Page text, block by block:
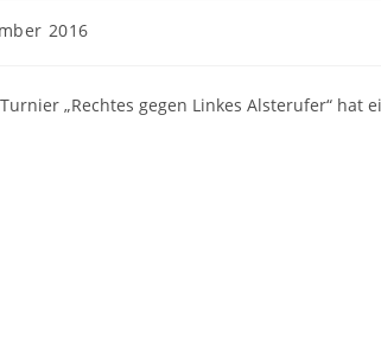
2016
„Rechtes gegen Linkes Alsterufer“ hat